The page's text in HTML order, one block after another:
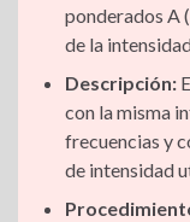
ponderados A
de la
Descripción:
con la misma
frecuencias y
de intensidad